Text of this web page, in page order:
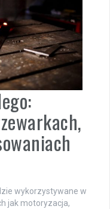
wykorzystywane w
jak motoryzacja,